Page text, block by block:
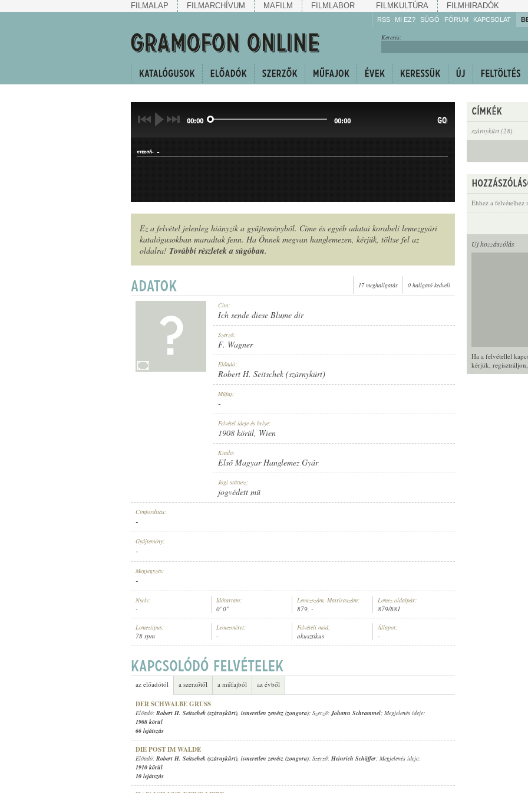
FILMALAP FILMARCHÍVUM MAFILM FILMLABOR FILMKULTÚRA FILMHIRADÓK
RSS MI EZ? SÚGÓ
Gyarapítsa!
FÓRUM KAPCSOLAT
Keresés:
szárnykürt (28)
Ehhez a felvételhez
Új hozzászólás
Ha a felvétellel
kérjük, regisztráljon
00:00 00:00 GO
SZERZŐ: -
MŰFAJ:
1908 KÖRÜL
Ez a felvétel jelenleg hiányzik a gyűjteményből. Címe és egyéb adatai korabeli lemezgyári
katalógusokban maradtak fenn. Ha Önnek megvan hanglemezen, kérjük, töltse fel az
oldalra! További részletek a súgóban.
17 meghallgatás 0 hallgató kedveli
Cím:
Ich sende diese Blume dir
Szerző:
F. Wagner
Előadó:
Robert H. Seitschek (szárnykürt)
Műfaj:
-
Felvétel ideje és helye:
1908 körül, Wien
Kiadó:
Első Magyar Hanglemez Gyár
Jogi státusz:
jogvédett mű
Címfordítás:
-
Gyűjtemény:
-
Megjegyzés:
-
Nyelv:
-
Időtartam:
0' 0"
Lemezszám, Matricaszám:
879, -
Lemez oldalpár:
879/881
Lemeztípus:
78 rpm
Lemezméret:
-
Felvételi mód:
akusztikus
Állapot:
-
az előadótól a szerzőtől a műfajból az évből
DER SCHWALBE GRUSS
Előadó: Robert H. Seitschek (szárnykürt), ismeretlen zenész (zongora); Szerző:Johann Schrammel; Megjelenés ideje:
1908 körül
66 lejátszás
DIE POST IM WALDE
Előadó: Robert H. Seitschek (szárnykürt), ismeretlen zenész (zongora); Szerző: Heinrich Schäffer; Megjelenés ideje:
1910 körül
10 lejátszás